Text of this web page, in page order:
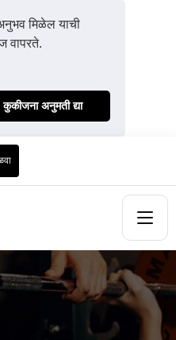
मिळेल याची
वापरते.
कुकीजना अनुमती द्या